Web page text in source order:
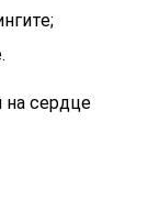
на сердце